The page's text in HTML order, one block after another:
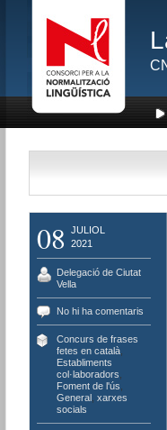
08
JULIOL
2021
Delegació de Ciutat
Vella
No hi ha comentaris
Concurs de frases
fetes en català,
Establiments
col·laboradors
Foment de l'ús
General, xarxes
socials